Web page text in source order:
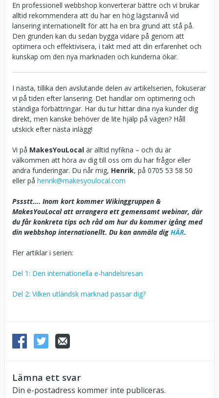
En professionell webbshop konverterar bättre och vi brukar
alltid rekommendera att du har en hög lägstanivå vid
lansering internationellt för att ha en bra grund att stå på.
Den grunden kan du sedan bygga vidare på genom att
optimera och effektivisera, i takt med att din erfarenhet och
kunskap om den nya marknaden och kunderna ökar.
I nästa, tillika den avslutande delen av artikelserien, fokuserar
vi på tiden efter lansering. Det handlar om optimering och
ständiga förbättringar. Har du tur hittar dina nya kunder dig
direkt, men kanske behöver de lite hjälp på vägen? Håll
utskick efter nästa inlägg!
Vi på MakesYouLocal är alltid nyfikna – och du är
välkommen att höra av dig till oss om du har frågor eller
andra funderingar. Du når mig, Henrik, på 0705 53 58 50
eller på henrik@makesyoulocal.com
Pssstt…. Inom kort kommer Wikinggruppen &
MakesYouLocal att arrangera ett gemensamt webinar, där
du får konkreta tips och råd om hur du kommer igång med
din webbshop internationellt. Du kan anmäla dig HÄR.
Fler artiklar i serien:
Del 1: Den internationella e-handelsresan
Del 2: Vilken utländsk marknad passar dig?
Lämna ett svar
Din e-postadress kommer inte publiceras.